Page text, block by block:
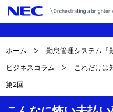
ナ
ビ
ゲ
サ
イ
ト
ホーム
勤怠管理システム「
ビジネスコラム
これだけは
第2回